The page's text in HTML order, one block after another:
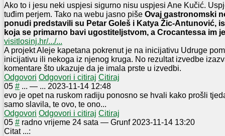
Ako to i jesu neki uspjesi sigurno nisu uspjesi Ane Kučić.
tuđim perjem. Tako na webu jasno piše Ovaj gastronomski
ponudi predstavili su Petar Goleš i Katya Žic-Antunović,
koja se primarno bavi ugostiteljstvom, a Crocantessa im
visitlosinj.hr/.../...
A projekt Aleje kapetana pokrenut je na inicijativu Udruge
inicijativu ili nekoga iz njenog kruga. No rezultat izvedbe
komentare što ukazuje da je imala prste u izvedbi.
Odgovori Odgovori i citiraj Citiraj
05 # ... — ... 2023-11-14 12:48
evo je opet na ruskom radiju ponosno se hvali kako prošli
samo slavila, te ovo, te ono...
Odgovori Odgovori i citiraj Citiraj
05 # radno vrijeme 24 sata — Grunf 2023-11-14 13:20
Citat ...: